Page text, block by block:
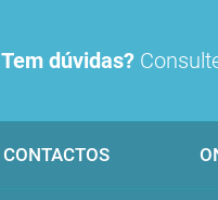
Tem dúvidas?
CONTACTOS